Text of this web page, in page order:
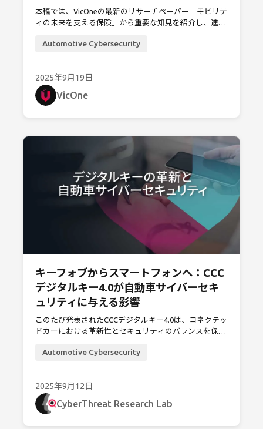
本稿では、VicOneの最新のリサーチペーパー「モビリテ
ィの未来を支える保険」から重要な知見を紹介し、進化
ィへの考慮が不可欠でありながら見過ごされている点を
Automotive Cybersecurity
2025年9月19日
VicOne
キーフォブからスマートフォンへ：CCC
デジタルキー4.0が自動車サイバーセキ
ュリティに与える影響
このたび発表されたCCCデジタルキー4.0は、コネクテッ
ドカーにおける革新性とセキュリティのバランスを保つ
り広範なトレンド、そして自動車サイバーセキュリティ
Automotive Cybersecurity
2025年9月12日
CyberThreat Research Lab